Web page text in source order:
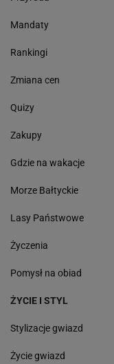
Mandaty
Rankingi
Zmiana cen
Quizy
Zakupy
Gdzie na wakacje
Morze Bałtyckie
Lasy Państwowe
Życzenia
Pomysł na obiad
ŻYCIE I STYL
Stylizacje gwiazd
Życie gwiazd